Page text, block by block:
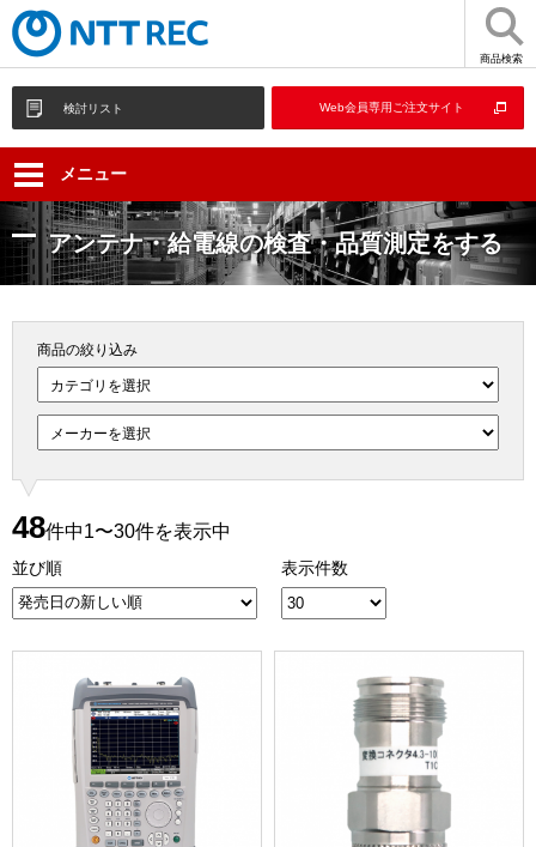
商品検索
検討リスト Web会員専用ご注文サイト
メニュー
アンテナ・給電線の検査・品質測定をする
商品の絞り込み
48件中1〜30件を表示中
並び順 表示件数